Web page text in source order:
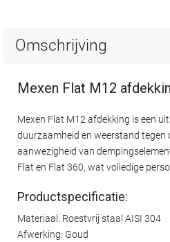
Omschrijving
Mexen Flat M12
Mexen Flat M12 afdekking is een
duurzaamheid en weerstand tegen
aanwezigheid van
Flat en Flat 360, wat volledige
Productspecificatie:
Materiaal: Roestvrij staal AISI 304
Afwerking: Goud